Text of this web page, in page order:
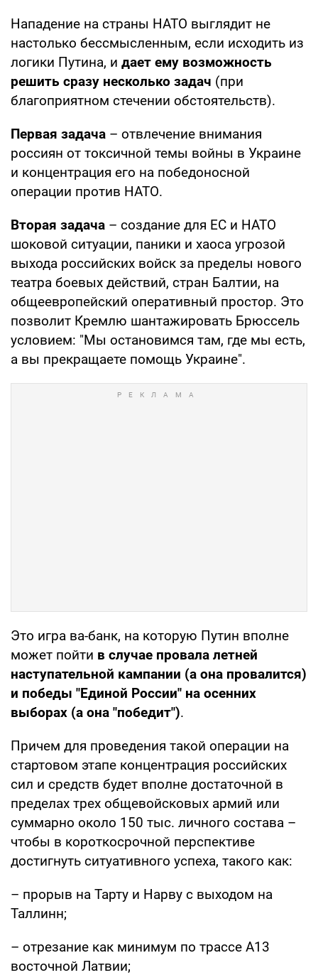
Нападение на страны НАТО выглядит не
настолько бессмысленным, если исходить из
логики Путина, и дает ему возможность
решить сразу несколько задач (при
благоприятном стечении обстоятельств).
Первая задача – отвлечение внимания
россиян от токсичной темы войны в Украине
и концентрация его на победоносной
операции против НАТО.
Вторая задача – создание для ЕС и НАТО
шоковой ситуации, паники и хаоса угрозой
выхода российских войск за пределы нового
театра боевых действий, стран Балтии, на
общеевропейский оперативный простор. Это
позволит Кремлю шантажировать Брюссель
условием: "Мы остановимся там, где мы есть,
а вы прекращаете помощь Украине".
Это игра ва-банк, на которую Путин вполне
может пойти в случае провала летней
наступательной кампании (а она провалится)
и победы "Единой России" на осенних
выборах (а она "победит").
Причем для проведения такой операции на
стартовом этапе концентрация российских
сил и средств будет вполне достаточной в
пределах трех общевойсковых армий или
суммарно около 150 тыс. личного состава –
чтобы в короткосрочной перспективе
достигнуть ситуативного успеха, такого как:
– прорыв на Тарту и Нарву с выходом на
Таллинн;
– отрезание как минимум по трассе А13
восточной Латвии;